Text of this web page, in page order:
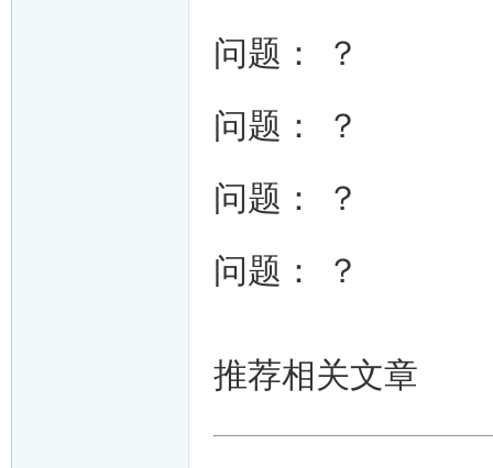
问题： ？
问题： ？
问题： ？
问题： ？
推荐相关文章